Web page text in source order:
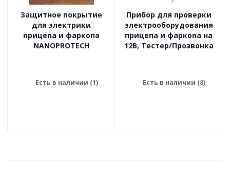
Защитное покрытие
для электрики
прицепа и фаркопа
NANOPROTECH
Есть в наличии (1)
Прибор для проверки
электрооборудования
прицепа и фаркопа на
12В, Тестер/Прозвонка
Есть в наличии (8)